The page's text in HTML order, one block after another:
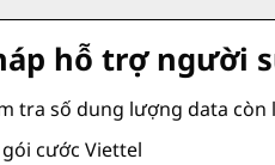
hỗ trợ người
tra số dung lượng data còn
gói cước Viettel